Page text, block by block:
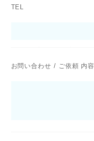
TEL
お問い合わせ / ご依頼 内容